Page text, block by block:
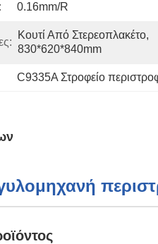
0.16mm/r
Κουτί Από Στερεοπλακέτο,
830*620*840mm
C9335A Στροφείο